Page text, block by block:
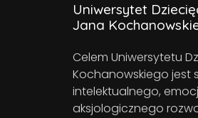
Uniwersytet
Jana
Celem Uniwersytetu
Kochanowskiego jest
intelektualnego,
aksjologicznego